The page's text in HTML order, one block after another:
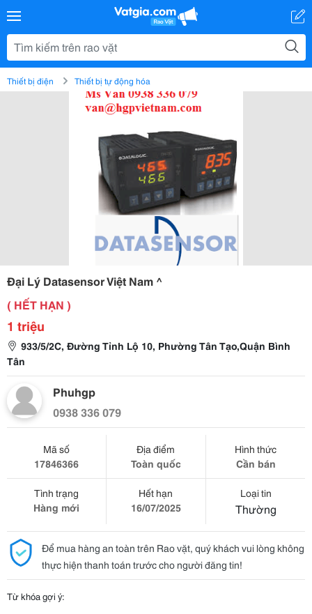
Thiết bị điện Thiết bị tự động hóa
Đại Lý Datasensor Việt Nam ^
( HẾT HẠN )
1 triệu
933/5/2C, Đường Tỉnh Lộ 10, Phường Tân Tạo,Quận Bình
Tân
Phuhgp
0938 336 079
Mã số
17846366
Địa điểm
Toàn quốc
Hình thức
Cần bán
Tình trạng
Hàng mới
Hết hạn
16/07/2025
Loại tin
Thường
Để mua hàng an toàn trên Rao vặt, quý khách vui lòng không
thực hiện thanh toán trước cho người đăng tin!
Từ khóa gợi ý: